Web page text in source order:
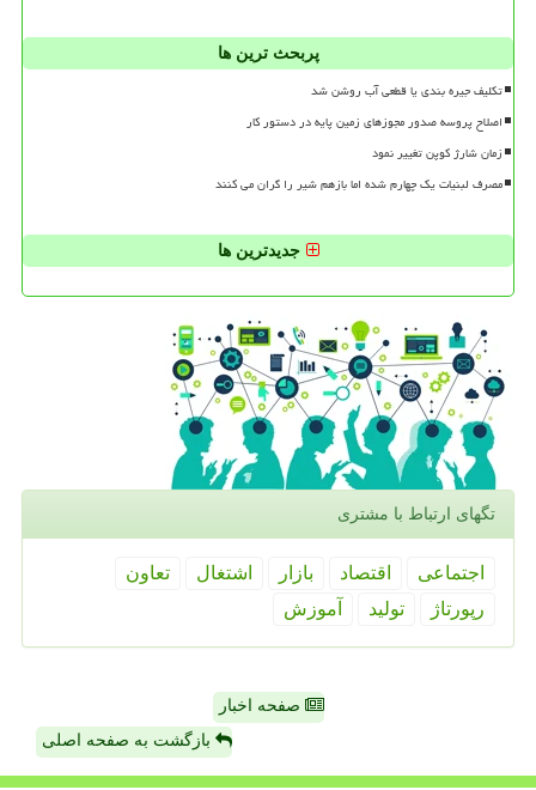
پربحث ترین ها
تکلیف جیره بندی یا قطعی آب روشن شد
اصلاح پروسه صدور مجوزهای زمین پایه در دستور کار
زمان شارژ کوپن تغییر نمود
مصرف لبنیات یک چهارم شده اما بازهم شیر را گران می کنند
جدیدترین ها
تگهای ارتباط با مشتری
اجتماعی اقتصاد بازار اشتغال
تعاون
رپورتاژ
تولید آموزش
صفحه اخبار
بازگشت به صفحه اصلی